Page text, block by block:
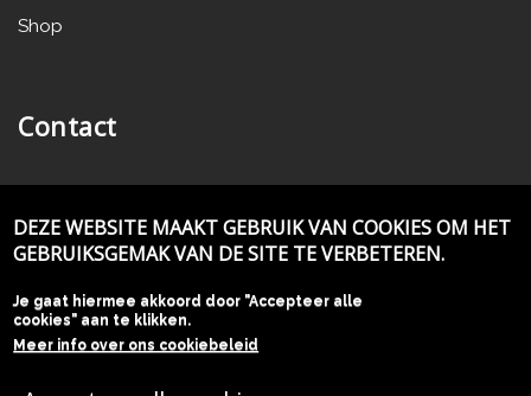
DEZE WEBSITE MAAKT GEBRUIK VAN COOKIES OM HET
GEBRUIKSGEMAK VAN DE SITE TE VERBETEREN.
Je gaat hiermee akkoord door "Accepteer alle
cookies" aan te klikken.
Meer info over ons cookiebeleid
Shop
Contact
LannooCampus
Vaartkom 41
T. 32 (0)16 30 01 10
E.info@lannoocampus.be